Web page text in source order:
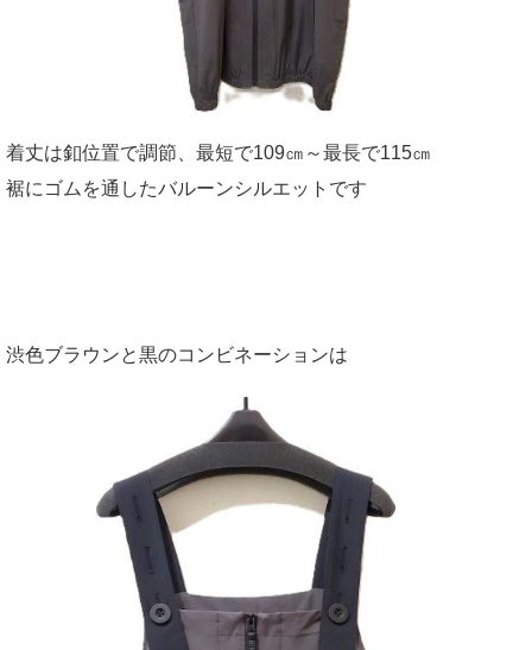
着丈は釦位置で調節、最短で109㎝～最長で115㎝
裾にゴムを通したバルーンシルエットです
渋色ブラウンと黒のコンビネーションは